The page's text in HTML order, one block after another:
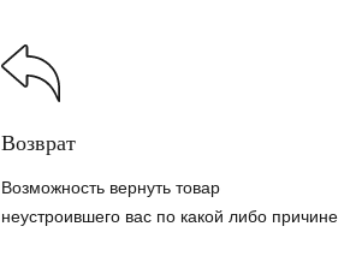
Возврат
Возможность вернуть товар
неустроившего вас по какой либо причине